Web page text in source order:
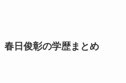
春日俊彰の学歴まとめ